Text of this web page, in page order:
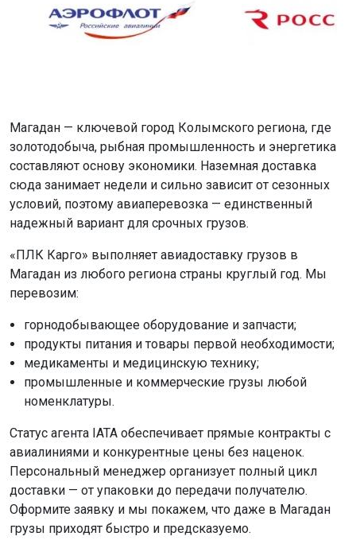
Магадан — ключевой город Колымского региона, где
золотодобыча, рыбная промышленность и энергетика
составляют основу экономики. Наземная доставка
сюда занимает недели и сильно зависит от сезонных
условий, поэтому авиаперевозка — единственный
надежный вариант для срочных грузов.
«ПЛК Карго» выполняет авиадоставку грузов в
Магадан из любого региона страны круглый год. Мы
перевозим:
горнодобывающее оборудование и запчасти;
продукты питания и товары первой необходимости;
медикаменты и медицинскую технику;
промышленные и коммерческие грузы любой
номенклатуры.
Статус агента IATA обеспечивает прямые контракты с
авиалиниями и конкурентные цены без наценок.
Персональный менеджер организует полный цикл
доставки — от упаковки до передачи получателю.
Оформите заявку и мы покажем, что даже в Магадан
грузы приходят быстро и предсказуемо.